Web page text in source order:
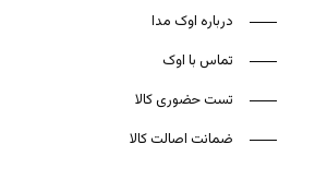
درباره اوک مدا
تماس با اوک
تست حضوری کالا
ضمانت اصالت کالا